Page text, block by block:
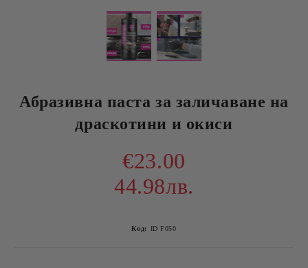
Абразивна паста за заличаване на
драскотини и окиси
€23.00
44.98лв.
Код: ID F050